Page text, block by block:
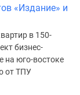
«Издание» и
в 150-
бизнес-
на юго-востоке
от ТПУ